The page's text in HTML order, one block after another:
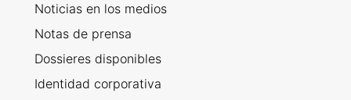
Noticias en los medios
Notas de prensa
Dossieres disponibles
Identidad corporativa